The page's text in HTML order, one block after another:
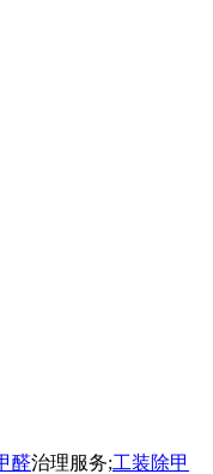
醛治理服务;工装除甲